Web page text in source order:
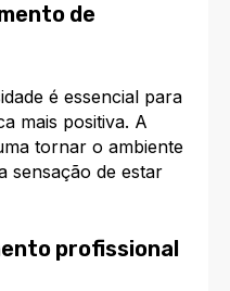
de
é essencial para
mais positiva. A
tornar o ambiente
sensação de estar
profissional